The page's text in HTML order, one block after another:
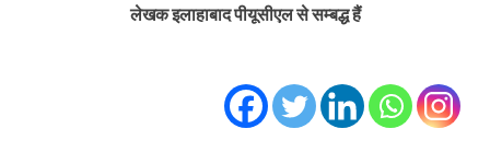
लेखक इलाहाबाद पीयूसीएल से सम्बद्ध हैं